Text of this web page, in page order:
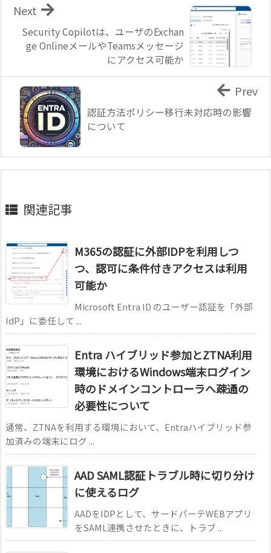
Security Copilotは、ユーザのExchan
ge OnlineメールやTeamsメッセージ
にアクセス可能か
Next
認証方法ポリシー移行未対応時の影響
について
Prev
関連記事
M365の認証に外部IDPを利用しつ
つ、認可に条件付きアクセスは利用
可能か
Microsoft Entra ID のユーザー認証を「外部
IdP」に委任して ...
Entra ハイブリッド参加とZTNA利用
環境におけるWindows端末ログイン
時のドメインコントローラへ疎通の
必要性について
通常、ZTNAを利用する環境において、Entraハイブリッド参
加済みの端末にログ ...
AAD SAML認証トラブル時に切り分け
に使えるログ
AADをIDPとして、サードパーテWEBアプリ
をSAML連携させたときに、トラブ ...